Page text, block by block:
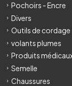
Pochoirs - Encre
Divers
Outils de cordage
volants plumes
Produits
Semelle
Chaussures